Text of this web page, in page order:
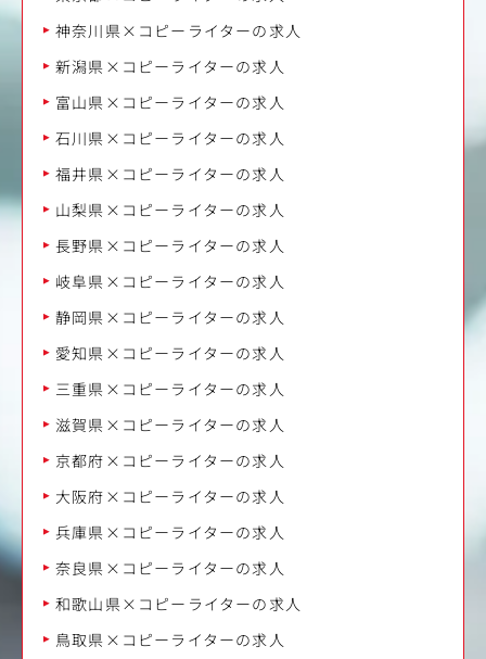
神奈川県×コピーライターの求人
新潟県×コピーライターの求人
富山県×コピーライターの求人
石川県×コピーライターの求人
福井県×コピーライターの求人
山梨県×コピーライターの求人
長野県×コピーライターの求人
岐阜県×コピーライターの求人
静岡県×コピーライターの求人
愛知県×コピーライターの求人
三重県×コピーライターの求人
滋賀県×コピーライターの求人
京都府×コピーライターの求人
大阪府×コピーライターの求人
兵庫県×コピーライターの求人
奈良県×コピーライターの求人
和歌山県×コピーライターの求人
鳥取県×コピーライターの求人